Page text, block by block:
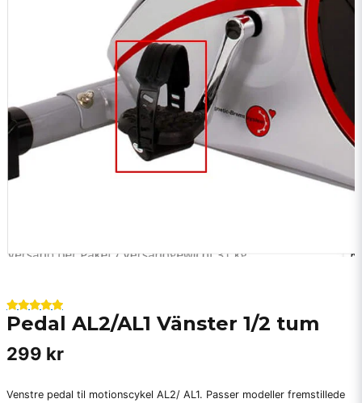
Pedal AL2/AL1 Vänster 1/2 tum
299 kr
Venstre pedal til motionscykel AL2/ AL1. Passer modeller fremstillede